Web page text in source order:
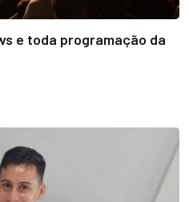
e toda programação da